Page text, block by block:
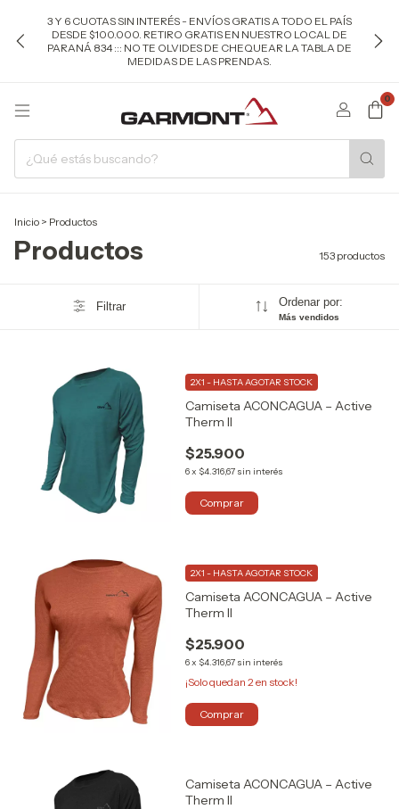
3 Y 6 CUOTAS SIN INTERÉS - ENVÍOS GRATIS A TODO EL PAÍS
DESDE $100.000. RETIRO GRATIS EN NUESTRO LOCAL DE
PARANÁ 834 ::: NO TE OLVIDES DE CHEQUEAR LA TABLA DE
MEDIDAS DE LAS PRENDAS.
0
Inicio > Productos
Productos 153 productos
Filtrar Ordenar por:
Más vendidos
Camiseta ACONCAGUA – Active
Therm II
$25.900
6x $4.316,67 sin interés
2X1 - HASTA AGOTAR STOCK
Comprar
Camiseta ACONCAGUA – Active
Therm II
$25.900
6x $4.316,67 sin interés
2X1 - HASTA AGOTAR STOCK
¡Solo quedan 2 en stock!
Comprar
Camiseta ACONCAGUA – Active
Therm II